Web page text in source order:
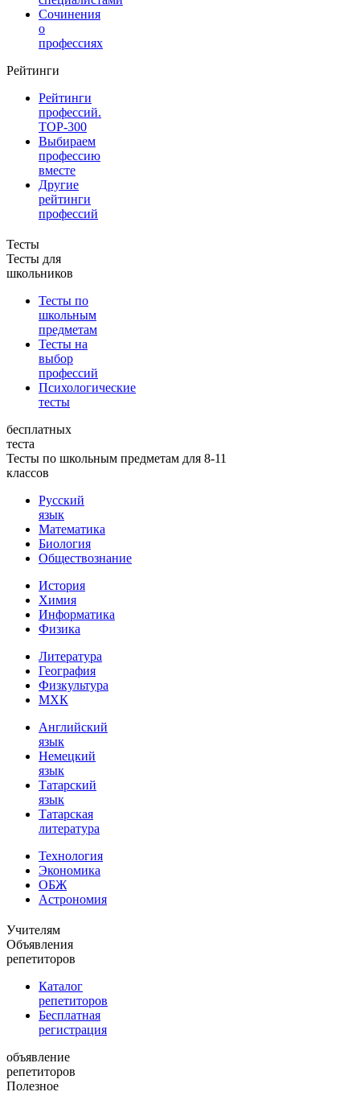
Сочинения
о
профессиях
Рейтинги
Рейтинги
профессий.
TOP-300
Выбираем
профессию
вместе
Другие
рейтинги
профессий
Тесты
Тесты для
школьников
Тесты по
школьным
предметам
Тесты на
выбор
профессий
Психологические
тесты
бесплатных
теста
Тесты по школьным предметам для 8-11
классов
Русский
язык
Математика
Биология
Обществознание
История
Химия
Информатика
Физика
Литература
География
Физкультура
МХК
Английский
язык
Немецкий
язык
Татарский
язык
Татарская
литература
Технология
Экономика
ОБЖ
Астрономия
Учителям
Объявления
репетиторов
Каталог
репетиторов
Бесплатная
регистрация
объявление
репетиторов
Полезное